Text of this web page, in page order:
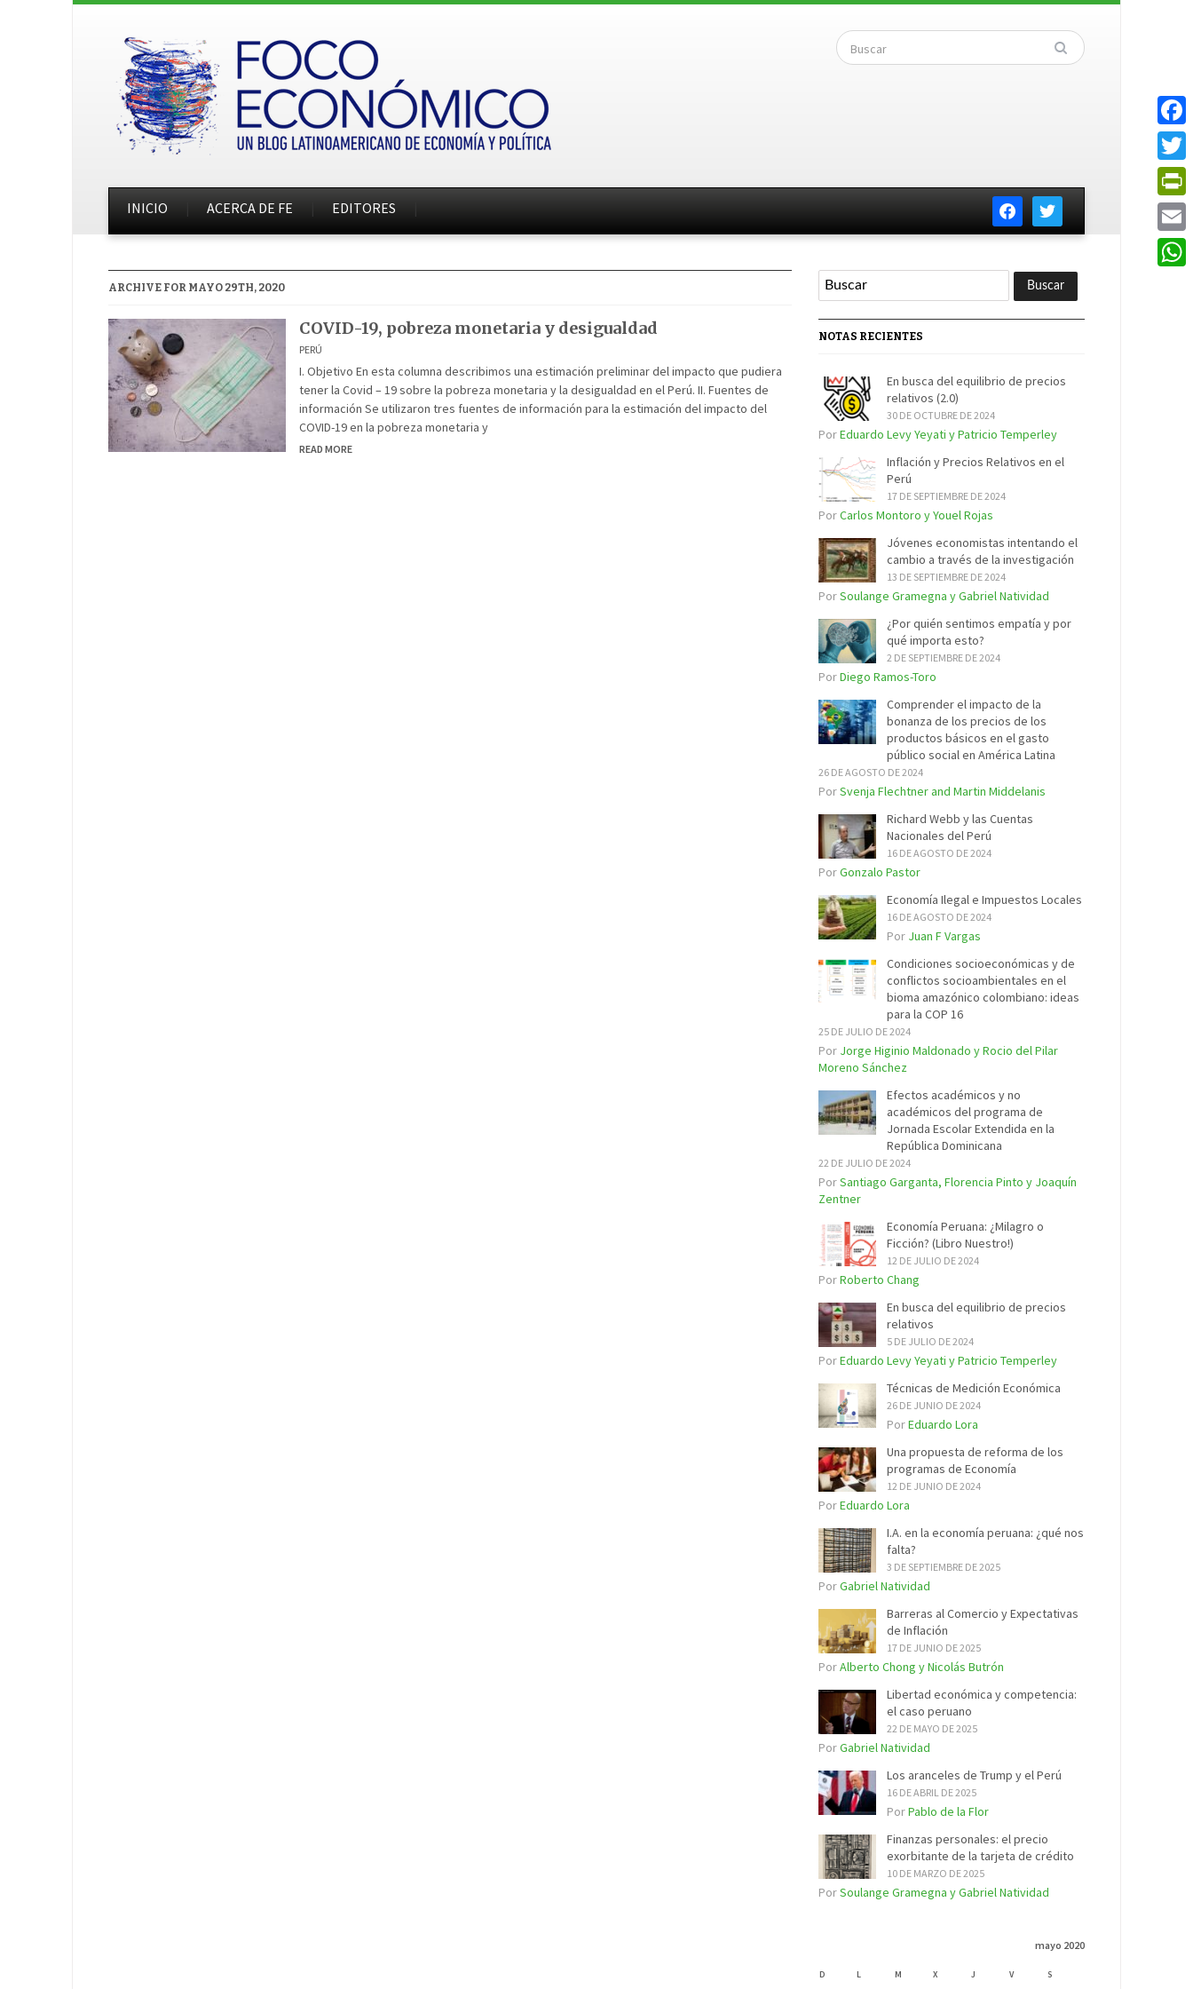
facebooktwitter
INICIO ACERCA DE FE EDITORES
ARCHIVE FOR MAYO 29TH, 2020
COVID-19, pobreza monetaria y desigualdad
PERÚ
I. Objetivo En esta columna describimos una estimación preliminar del impacto que pudiera
tener la Covid – 19 sobre la pobreza monetaria y la desigualdad en el Perú. II. Fuentes de
información Se utilizaron tres fuentes de información para la estimación del impacto del
COVID-19 en la pobreza monetaria y
READ MORE
NOTAS RECIENTES
En busca del equilibrio de precios
relativos (2.0)
30 DE OCTUBRE DE 2024
PorEduardo Levy Yeyati y Patricio Temperley
Inflación y Precios Relativos en el
Perú
17 DE SEPTIEMBRE DE 2024
PorCarlos Montoro y Youel Rojas
Jóvenes economistas intentando el
cambio a través de la investigación
13 DE SEPTIEMBRE DE 2024
PorSoulange Gramegna y Gabriel Natividad
¿Por quién sentimos empatía y por
qué importa esto?
2 DE SEPTIEMBRE DE 2024
PorDiego Ramos-Toro
Comprender el impacto de la
bonanza de los precios de los
productos básicos en el gasto
público social en América Latina
26 DE AGOSTO DE 2024
PorSvenja Flechtner and Martin Middelanis
Richard Webb y las Cuentas
Nacionales del Perú
16 DE AGOSTO DE 2024
PorGonzalo Pastor
Economía Ilegal e Impuestos Locales
16 DE AGOSTO DE 2024
Por Juan F Vargas
Condiciones socioeconómicas y de
conflictos socioambientales en el
bioma amazónico colombiano: ideas
para la COP 16
25 DE JULIO DE 2024
Por Jorge Higinio Maldonado y Rocio del Pilar
Moreno Sánchez
Efectos académicos y no
académicos del programa de
Jornada Escolar Extendida en la
República Dominicana
22 DE JULIO DE 2024
PorSantiago Garganta, Florencia Pinto y Joaquín
Zentner
Economía Peruana: ¿Milagro o
Ficción? (Libro Nuestro!)
12 DE JULIO DE 2024
PorRoberto Chang
En busca del equilibrio de precios
relativos
5 DE JULIO DE 2024
PorEduardo Levy Yeyati y Patricio Temperley
Técnicas de Medición Económica
26 DE JUNIO DE 2024
PorEduardo Lora
Una propuesta de reforma de los
programas de Economía
12 DE JUNIO DE 2024
PorEduardo Lora
I.A. en la economía peruana: ¿qué nos
falta?
3 DE SEPTIEMBRE DE 2025
PorGabriel Natividad
Barreras al Comercio y Expectativas
de Inflación
17 DE JUNIO DE 2025
PorAlberto Chong y Nicolás Butrón
Libertad económica y competencia:
el caso peruano
22 DE MAYO DE 2025
PorGabriel Natividad
Los aranceles de Trump y el Perú
16 DE ABRIL DE 2025
PorPablo de la Flor
Finanzas personales: el precio
exorbitante de la tarjeta de crédito
10 DE MARZO DE 2025
PorSoulange Gramegna y Gabriel Natividad
mayo 2020
D L M X J V S
Email